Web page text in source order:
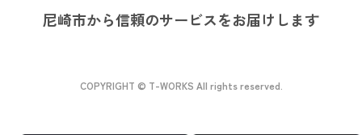
尼崎市から信頼のサービスをお届けします
COPYRIGHT © T-WORKS All rights reserved.